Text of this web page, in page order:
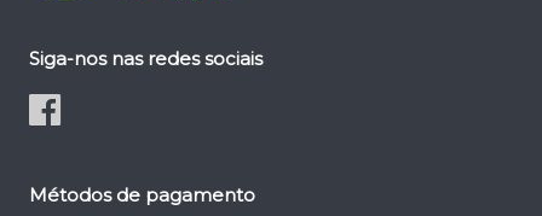
Siga-nos nas redes sociais
Métodos de pagamento